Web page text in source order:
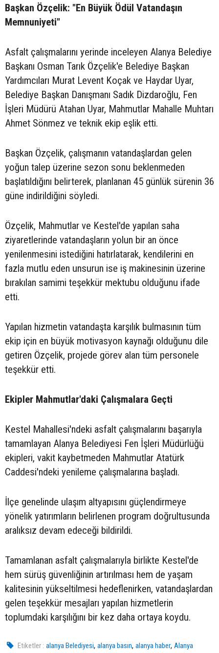
Başkan Özçelik: "En Büyük Ödül Vatandaşın
Memnuniyeti"
Asfalt çalışmalarını yerinde inceleyen Alanya Belediye
Başkanı Osman Tarık Özçelik'e Belediye Başkan
Yardımcıları Murat Levent Koçak ve Haydar Uyar,
Belediye Başkan Danışmanı Sadık Dizdaroğlu, Fen
İşleri Müdürü Atahan Uyar, Mahmutlar Mahalle Muhtarı
Ahmet Sönmez ve teknik ekip eşlik etti.
Başkan Özçelik, çalışmanın vatandaşlardan gelen
yoğun talep üzerine sezon sonu beklenmeden
başlatıldığını belirterek, planlanan 45 günlük sürenin 36
güne indirildiğini söyledi.
Özçelik, Mahmutlar ve Kestel'de yapılan saha
ziyaretlerinde vatandaşların yolun bir an önce
yenilenmesini istediğini hatırlatarak, kendilerini en
fazla mutlu eden unsurun ise iş makinesinin üzerine
bırakılan samimi teşekkür mektubu olduğunu ifade
etti.
Yapılan hizmetin vatandaşta karşılık bulmasının tüm
ekip için en büyük motivasyon kaynağı olduğunu dile
getiren Özçelik, projede görev alan tüm personele
teşekkür etti.
Ekipler Mahmutlar'daki Çalışmalara Geçti
Kestel Mahallesi'ndeki asfalt çalışmalarını başarıyla
tamamlayan Alanya Belediyesi Fen İşleri Müdürlüğü
ekipleri, vakit kaybetmeden Mahmutlar Atatürk
Caddesi'ndeki yenileme çalışmalarına başladı.
İlçe genelinde ulaşım altyapısını güçlendirmeye
yönelik yatırımların belirlenen program doğrultusunda
aralıksız devam edeceği bildirildi.
Tamamlanan asfalt çalışmalarıyla birlikte Kestel'de
hem sürüş güvenliğinin artırılması hem de yaşam
kalitesinin yükseltilmesi hedeflenirken, vatandaşlardan
gelen teşekkür mesajları yapılan hizmetlerin
toplumdaki karşılığını bir kez daha ortaya koydu.
Etiketler : alanya Belediyesi,alanya basın,alanya haber,Alanya